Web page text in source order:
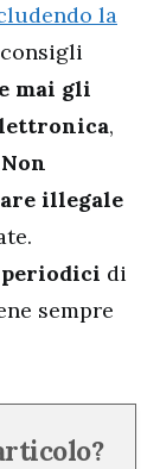
la
mai gli
,
Non
illegale
periodici di
sempre